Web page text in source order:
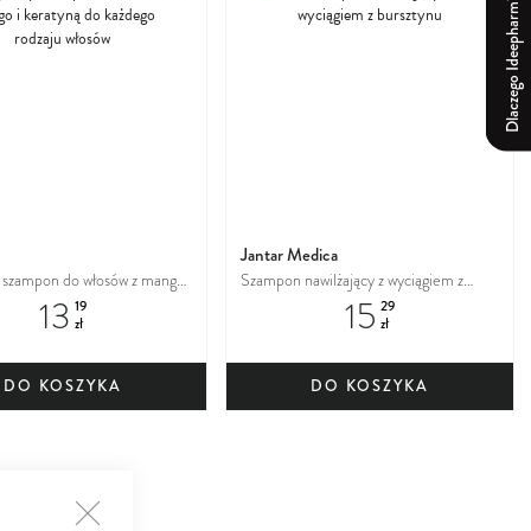
Dlaczego Ideepharm?
do włosów z mango i
każdego rodzaju włosów
13 19
zł
DO KOSZYKA
Jantar Medica
Szampon nawilżający z wyciągiem z
15 29
zł
DO KOSZYKA
do